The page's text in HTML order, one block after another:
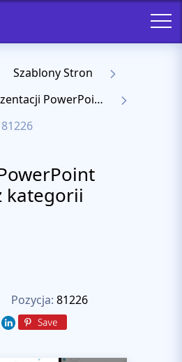
Szablony Stron
Szablony Prezentacji PowerPoint
81226
kategorii
Pozycja: 81226